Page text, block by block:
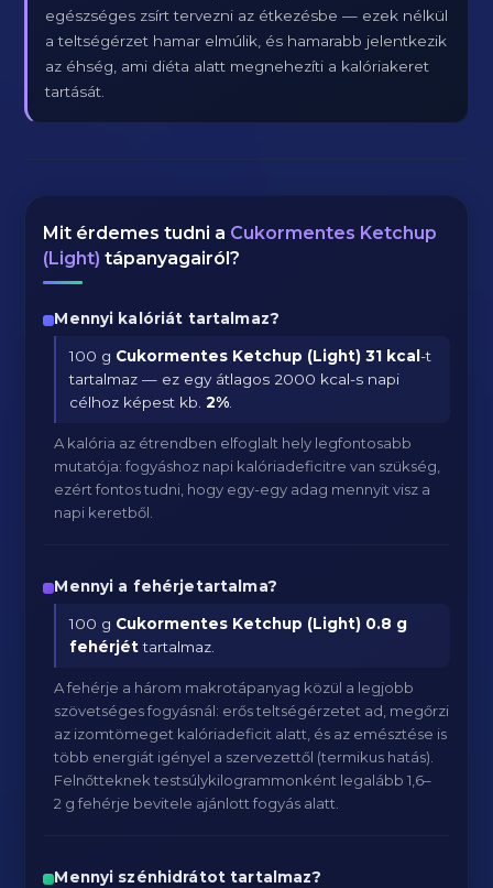
egészséges zsírt tervezni az étkezésbe — ezek nélkül
a teltségérzet hamar elmúlik, és hamarabb jelentkezik
az éhség, ami diéta alatt megnehezíti a kalóriakeret
tartását.
Mit érdemes tudni a Cukormentes Ketchup
(Light) tápanyagairól?
Mennyi kalóriát tartalmaz?
100 g Cukormentes Ketchup (Light) 31 kcal-t
tartalmaz — ez egy átlagos 2000 kcal-s napi
célhoz képest kb.2%
A kalória az étrendben elfoglalt hely legfontosabb
mutatója: fogyáshoz napi kalóriadeficitre van szükség,
ezért fontos tudni, hogy egy-egy adag mennyit visz a
napi keretből.
Mennyi a fehérjetartalma?
100 g Cukormentes Ketchup (Light) 0.8 g
fehérjéttartalmaz.
A fehérje a három makrotápanyag közül a legjobb
szövetséges fogyásnál: erős teltségérzetet ad, megőrzi
az izomtömeget kalóriadeficit alatt, és az emésztése is
több energiát igényel a szervezettől (termikus hatás).
Felnőtteknek testsúlykilogrammonként legalább 1,6–
2 g fehérje bevitele ajánlott fogyás alatt.
Mennyi szénhidrátot tartalmaz?